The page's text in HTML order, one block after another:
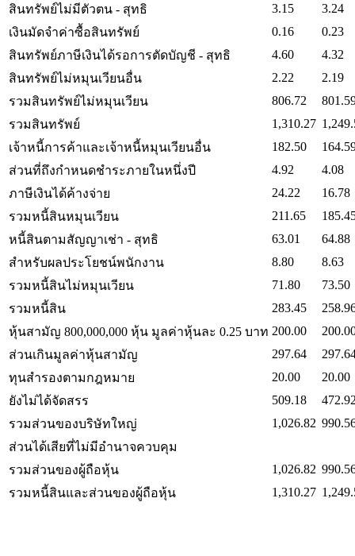
สินทรัพย์ไม่มีตัวตน - สุทธิ
3.15
3.24
เงินมัดจำค่าซื้อสินทรัพย์
0.16
0.23
สินทรัพย์ภาษีเงินได้รอการตัดบัญชี - สุทธิ
4.60
4.32
สินทรัพย์ไม่หมุนเวียนอื่น
2.22
2.19
รวมสินทรัพย์ไม่หมุนเวียน
806.72
รวมสินทรัพย์
1,310.27
เจ้าหนี้การค้าและเจ้าหนี้หมุนเวียนอื่น
182.50
ส่วนที่ถึงกำหนดชำระภายในหนึ่งปี
4.92
4.08
ภาษีเงินได้ค้างจ่าย
24.22
16.78
รวมหนี้สินหมุนเวียน
211.65
หนี้สินตามสัญญาเช่า - สุทธิ
63.01
64.88
สำหรับผลประโยชน์พนักงาน
8.80
8.63
รวมหนี้สินไม่หมุนเวียน
71.80
73.50
รวมหนี้สิน
283.45
หุ้นสามัญ 800,000,000 หุ้น มูลค่าหุ้นละ 0.25 บาท 200.00
ส่วนเกินมูลค่าหุ้นสามัญ
297.64
ทุนสำรองตามกฎหมาย
20.00
20.00
ยังไม่ได้จัดสรร
509.18
รวมส่วนของบริษัทใหญ่
1,026.82
ส่วนได้เสียที่ไม่มีอำนาจควบคุม
รวมส่วนของผู้ถือหุ้น
1,026.82
รวมหนี้สินและส่วนของผู้ถือหุ้น
1,310.27